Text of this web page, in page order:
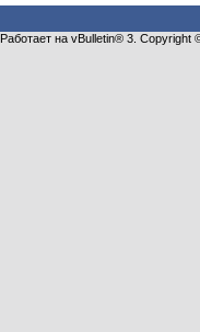
Работает на vBulletin® 3.